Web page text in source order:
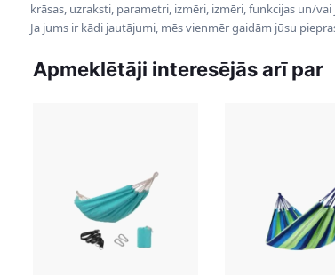
krāsas, uzraksti, parametri, izmēri, izmēri, funkcijas un/
Ja jums ir kādi jautājumi, mēs vienmēr gaidām jūsu
Apmeklētāji interesējās arī par